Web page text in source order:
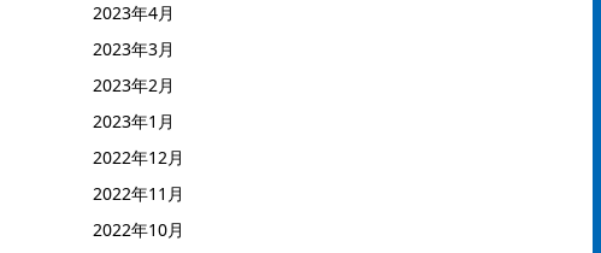
2023年4月
2023年3月
2023年2月
2023年1月
2022年12月
2022年11月
2022年10月